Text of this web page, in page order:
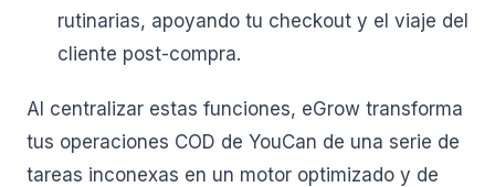
rutinarias, apoyando tu checkout y el viaje del
cliente post-compra.
Al centralizar estas funciones, eGrow transforma
tus operaciones COD de YouCan de una serie de
tareas inconexas en un motor optimizado y de